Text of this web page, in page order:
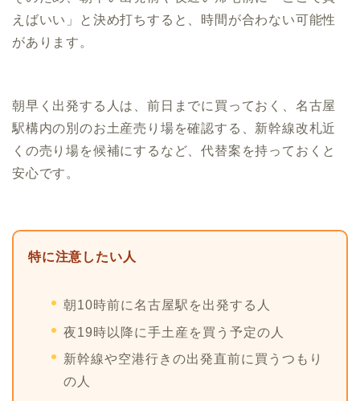
えばいい」と決め打ちすると、時間が合わない可能性
があります。
朝早く出発する人は、前日までに買っておく、名古屋
駅構内の別のお土産売り場を確認する、新幹線改札近
くの売り場を候補にするなど、代替案を持っておくと
安心です。
特に注意したい人
朝10時前に名古屋駅を出発する人
夜19時以降に手土産を買う予定の人
新幹線や空港行きの出発直前に買うつもり
の人